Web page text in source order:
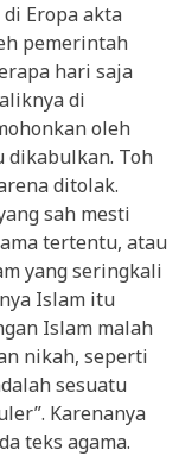
Eropa akta
pemerintah
hari saja
di
oleh
Toh
ditolak.
sah mesti
tertentu, atau
yang seringkali
Islam itu
Islam malah
nikah, seperti
sesuatu
Karenanya
teks agama.